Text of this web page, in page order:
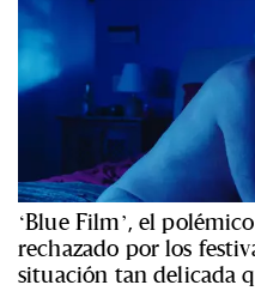
‘Blue Film’, el
rechazado por los
situación tan delicada